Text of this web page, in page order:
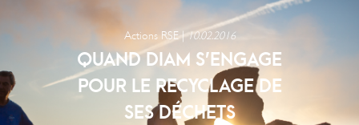
RSE
NOUS CONTACTER
Actions RSE |10.02.2016
QUAND DIAM S’ENGAGE
POUR LE RECYCLAGE DE
SES DÉCHETS